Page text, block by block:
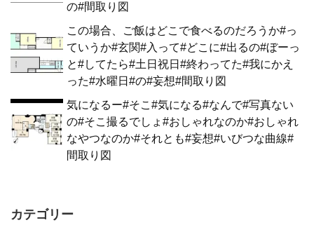
の#間取り図
この場合、ご飯はどこで食べるのだろうか#っ
ていうか#玄関#入って#どこに#出るの#ぼーっ
と#してたら#土日祝日#終わってた#我にかえ
った#水曜日#の#妄想#間取り図
気になるー#そこ#気になる#なんで#写真ない
の#そこ撮るでしょ#おしゃれなのか#おしゃれ
なやつなのか#それとも#妄想#いびつな曲線#
間取り図
カテゴリー